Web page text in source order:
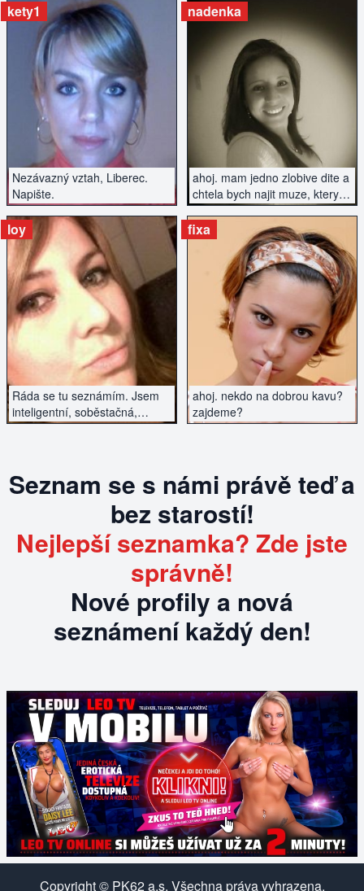
Nezávazný vztah, Liberec.
Napište.
kety1
ZOBRAZIT INZERÁT
ahoj. mam jedno zlobive dite a
chtela bych najit muze, ktery je
treba take rozvedeny, ale chce
prolomit tu samotu.
nadenka
ZOBRAZIT INZERÁT
Ráda se tu seznámím. Jsem
inteligentní, soběstačná,
bězdetná.
loy
ZOBRAZIT INZERÁT
ahoj. nekdo na dobrou kavu?
zajdeme?
fixa
ZOBRAZIT INZERÁT
Seznam se s námi právě teď a
bez starostí!
Nejlepší seznamka? Zde jste
správně!
Nové profily a nová
seznámení každý den!
Copyright © PK62 a.s. Všechna práva vyhrazena.